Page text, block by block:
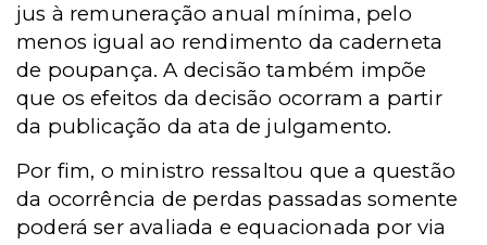
jus à remuneração anual mínima, pelo
menos igual ao rendimento da caderneta
de poupança. A decisão também impõe
que os efeitos da decisão ocorram a partir
da publicação da ata de julgamento.
Por fim, o ministro ressaltou que a questão
da ocorrência de perdas passadas somente
poderá ser avaliada e equacionada por via